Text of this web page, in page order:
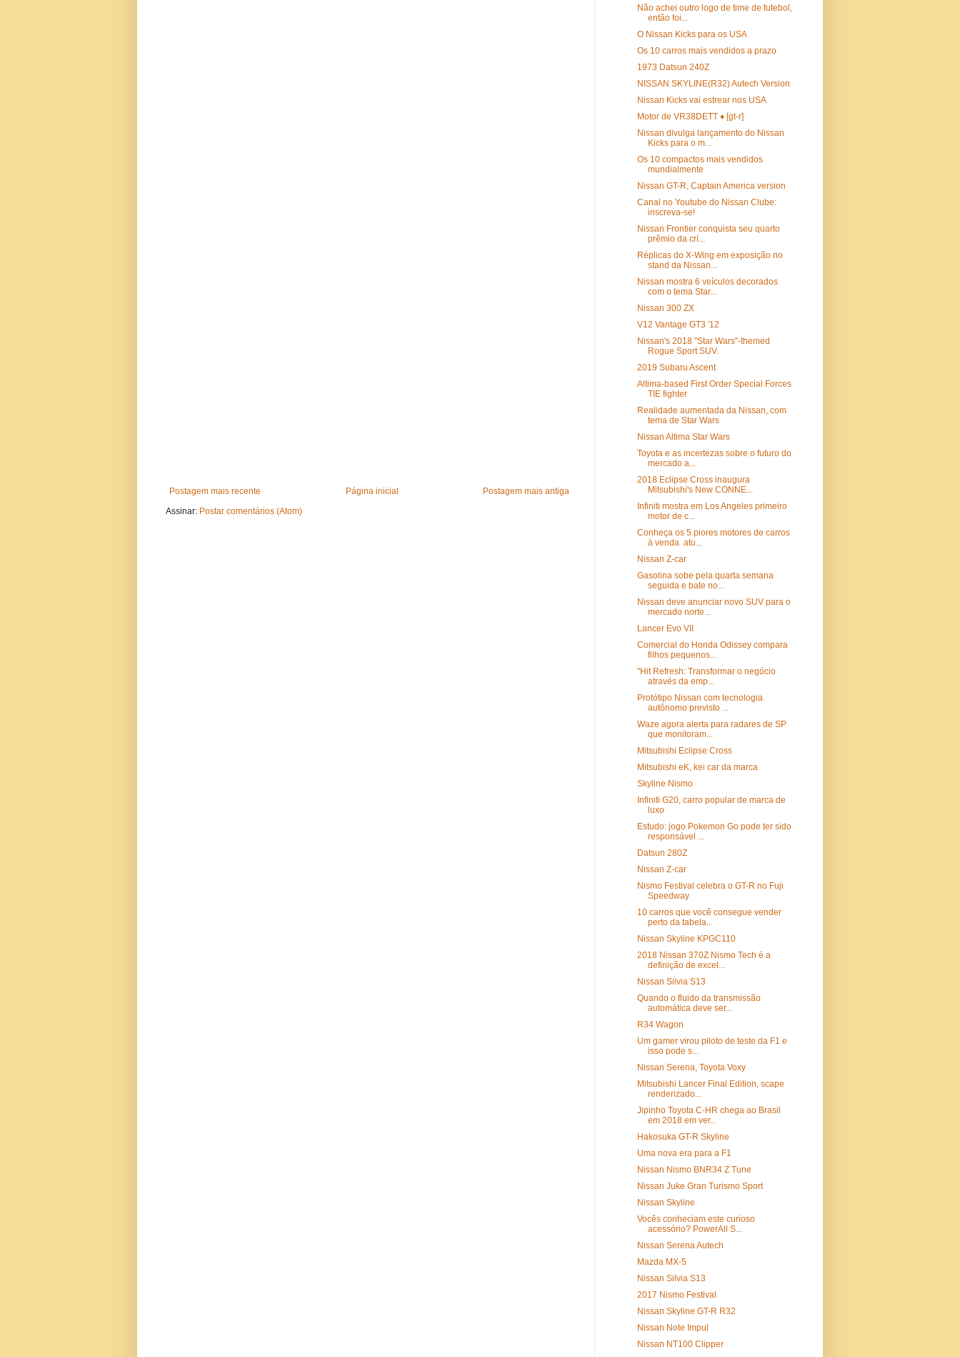
Postagem mais recente Postagem mais antiga
Página inicial
Assinar: Postar comentários (Atom)
Não achei outro logo de time de futebol,
então foi...
O Nissan Kicks para os USA
Os 10 carros mais vendidos a prazo
1973 Datsun 240Z
NISSAN SKYLINE(R32) Autech Version
Nissan Kicks vai estrear nos USA
Motor de VR38DETT ♦ [gt-r]
Nissan divulga lançamento do Nissan
Kicks para o m...
Os 10 compactos mais vendidos
mundialmente
Nissan GT-R, Captain America version
Canal no Youtube do Nissan Clube:
inscreva-se!
Nissan Frontier conquista seu quarto
prêmio da crí...
Réplicas do X-Wing em exposição no
stand da Nissan...
Nissan mostra 6 veículos decorados
com o tema Star...
Nissan 300 ZX
V12 Vantage GT3 '12
Nissan's 2018 "Star Wars"-themed
Rogue Sport SUV.
2019 Subaru Ascent
Altima-based First Order Special Forces
TIE fighter
Realidade aumentada da Nissan, com
tema de Star Wars
Nissan Altima Star Wars
Toyota e as incertezas sobre o futuro do
mercado a...
2018 Eclipse Cross inaugura
Mitsubishi's New CONNE...
Infiniti mostra em Los Angeles primeiro
motor de c...
Conheça os 5 piores motores de carros
à venda atu...
Nissan Z-car
Gasolina sobe pela quarta semana
seguida e bate no...
Nissan deve anunciar novo SUV para o
mercado norte...
Lancer Evo VII
Comercial do Honda Odissey compara
filhos pequenos...
"Hit Refresh: Transformar o negócio
através da emp...
Protótipo Nissan com tecnologia
autônomo previsto ...
Waze agora alerta para radares de SP
que monitoram...
Mitsubishi Eclipse Cross
Mitsubishi eK, kei car da marca
Skyline Nismo
Infiniti G20, carro popular de marca de
luxo
Estudo: jogo Pokemon Go pode ter sido
responsável ...
Datsun 280Z
Nissan Z-car
Nismo Festival celebra o GT-R no Fuji
Speedway
10 carros que você consegue vender
perto da tabela...
Nissan Skyline KPGC110
2018 Nissan 370Z Nismo Tech é a
definição de excel...
Nissan Silvia S13
Quando o fluido da transmissão
automática deve ser...
R34 Wagon
Um gamer virou piloto de teste da F1 e
isso pode s...
Nissan Serena, Toyota Voxy
Mitsubishi Lancer Final Edition, scape
renderizado...
Jipinho Toyota C-HR chega ao Brasil
em 2018 em ver...
Hakosuka GT-R Skyline
Uma nova era para a F1
Nissan Nismo BNR34 Z Tune
Nissan Juke Gran Turismo Sport
Nissan Skyline
Vocês conheciam este curioso
acessório? PowerAll S...
Nissan Serena Autech
Mazda MX-5
Nissan Silvia S13
2017 Nismo Festival
Nissan Skyline GT-R R32
Nissan Note Impul
Nissan NT100 Clipper